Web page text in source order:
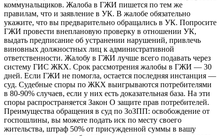
коммунальщиков. Жалоба в ГЖИ пишется по тем же
правилам, что и заявление в УК. В жалобе обязательно
укажите, что вы предварительно обращались в УК. Попросите
ГЖИ провести внеплановую проверку в отношении УК,
выдать предписание об устранении нарушений, привлечь
виновных должностных лиц к административной
ответственности. Жалобу в ГЖИ лучше всего подавать через
систему ГИС ЖКХ. Срок рассмотрения жалобы в ГЖИ — 30
дней. Если ГЖИ не помогла, остается последняя инстанция —
суд. Судебные споры по ЖКХ выигрываются потребителями
в 80-90% случаев, если у них есть доказательная база. На эти
споры распространяется Закон О защите прав потребителей.
Преимущества обращения в суд по ЗоЗПП: освобождение от
госпошлины, вы можете подать иск по месту своего
жительства, штраф 50% от присужденной суммы в вашу